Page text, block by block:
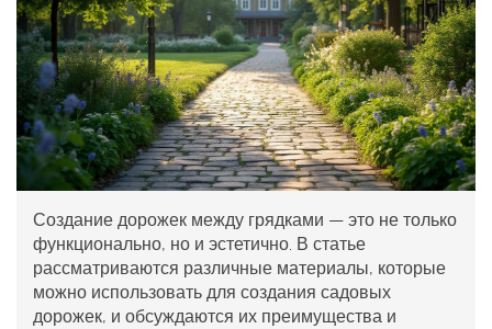
Создание дорожек между грядками — это не только
функционально, но и эстетично. В статье
рассматриваются различные материалы, которые
можно использовать для создания садовых
дорожек, и обсуждаются их преимущества и